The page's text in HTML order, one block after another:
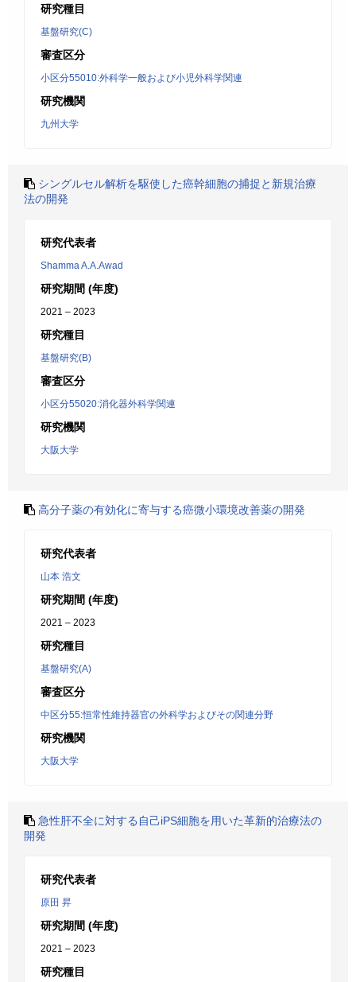
研究種目
基盤研究(C)
審査区分
小区分55010:外科学一般および小児外科学関連
研究機関
九州大学
シングルセル解析を駆使した癌幹細胞の捕捉と新規治療
法の開発
研究代表者
Shamma A.A.Awad
研究期間 (年度)
2021 – 2023
研究種目
基盤研究(B)
審査区分
小区分55020:消化器外科学関連
研究機関
大阪大学
高分子薬の有効化に寄与する癌微小環境改善薬の開発
研究代表者
山本 浩文
研究期間 (年度)
2021 – 2023
研究種目
基盤研究(A)
審査区分
中区分55:恒常性維持器官の外科学およびその関連分野
研究機関
大阪大学
急性肝不全に対する自己iPS細胞を用いた革新的治療法の
開発
研究代表者
原田 昇
研究期間 (年度)
2021 – 2023
研究種目